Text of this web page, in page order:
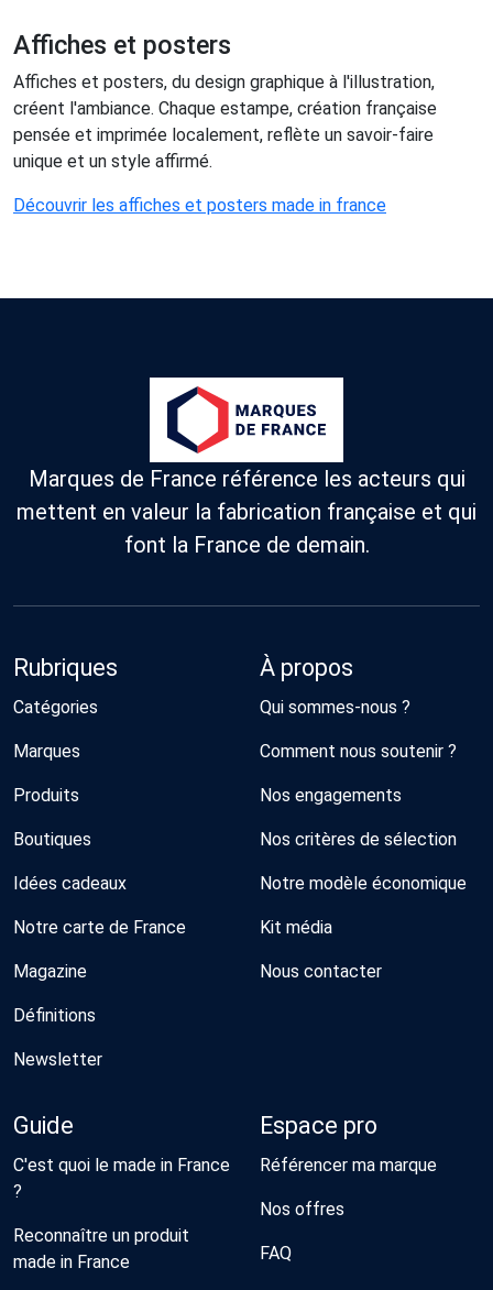
Affiches et posters
Affiches et posters, du design graphique à l'illustration,
créent l'ambiance. Chaque estampe, création française
pensée et imprimée localement, reflète un savoir-faire
unique et un style affirmé.
Découvrir les affiches et posters made in france
Marques de France référence les acteurs qui
mettent en valeur la fabrication française et qui
font la France de demain.
Rubriques
Catégories
Marques
Produits
Boutiques
Idées cadeaux
Notre carte de France
Magazine
Définitions
Newsletter
À propos
Qui sommes-nous ?
Comment nous soutenir ?
Nos engagements
Nos critères de sélection
Notre modèle économique
Kit média
Nous contacter
Guide
C'est quoi le made in France
?
Reconnaître un produit
made in France
Espace pro
Référencer ma marque
Nos offres
FAQ